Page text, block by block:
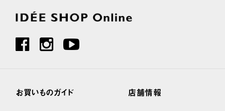
お買いものガイド 店舗情報